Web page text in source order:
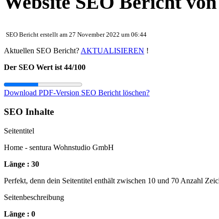
SEO Bericht erstellt am 27 November 2022 um 06:44
Aktuellen SEO Bericht? AKTUALISIEREN !
Der SEO Wert ist 44/100
Download PDF-Version SEO Bericht löschen?
SEO Inhalte
Seitentitel
Home - sentura Wohnstudio GmbH
Länge : 30
Perfekt, denn dein Seitentitel enthält zwischen 10 und 70 Anzahl
Seitenbeschreibung
Länge : 0